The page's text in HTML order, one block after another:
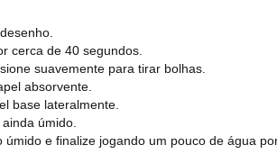
cerca de 40 segundos.
suavemente para tirar bolhas.
absorvente.
base lateralmente.
úmido.
e finalize jogando um pouco de água